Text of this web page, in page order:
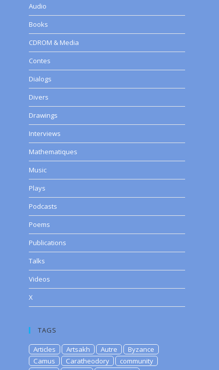
Audio
Books
CDROM & Media
Contes
Dialogs
Divers
Drawings
Interviews
Mathematiques
Music
Plays
Podcasts
Poems
Publications
Talks
Videos
X
TAGS
Articles Artsakh Autre
Byzance
Camus
Caratheodory
community